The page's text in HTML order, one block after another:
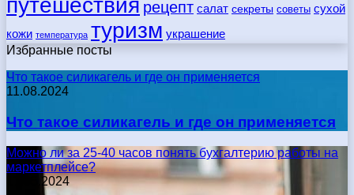
рецепт салат секреты советы сухой
кожи температура туризм украшение
Избранные посты
Что такое силикагель и где он применяется
11.08.2024
Что такое силикагель и где он применяется
Можно ли за 25-40 часов понять бухгалтерию работы на
маркетплейсе?
17.05.2024